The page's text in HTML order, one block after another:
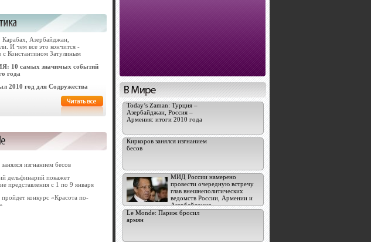
Карабах, Азербайджан,
И чем все это кончится -
с Константином Затулиным
10 самых значимых событий
года
2010 год для Содружества
изгнанием бесов
дельфинарий покажет
представления с 1 по 9 января
конкурс «Красота по-
Today’s Zaman: Турция –
Азербайджан, Россия –
Армения: итоги 2010 года
Киркоров занялся изгнанием
бесов
МИД России намерено
провести очередную встречу
глав внешнеполитических
ведомств России, Армении и
Азербайджана
Le Monde: Париж бросил
армян